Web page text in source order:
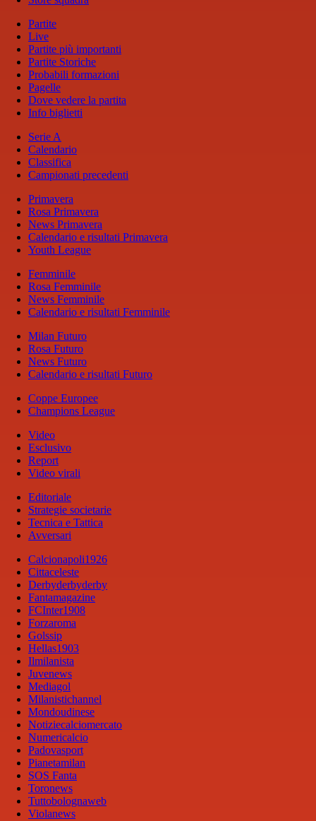
Partite
Live
Partite più importanti
Partite Storiche
Probabili formazioni
Pagelle
Dove vedere la partita
Info biglietti
Serie A
Calendario
Classifica
Campionati precedenti
Primavera
Rosa Primavera
News Primavera
Calendario e risultati Primavera
Youth League
Femminile
Rosa Femminile
News Femminile
Calendario e risultati Femminile
Milan Futuro
Rosa Futuro
News Futuro
Calendario e risultati Futuro
Coppe Europee
Champions League
Video
Esclusivo
Report
Video virali
Editoriale
Strategie societarie
Tecnica e Tattica
Avversari
Calcionapoli1926
Cittaceleste
Derbyderbyderby
Fantamagazine
FCInter1908
Forzaroma
Golssip
Hellas1903
Ilmilanista
Juvenews
Mediagol
Milanistichannel
Mondoudinese
Notiziecalciomercato
Numericalcio
Padovasport
Pianetamilan
SOS Fanta
Toronews
Tuttobolognaweb
Violanews